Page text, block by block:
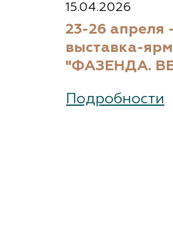
15.04.2026
23-26 апреля
выставка-
"ФАЗЕНДА.
Подробности